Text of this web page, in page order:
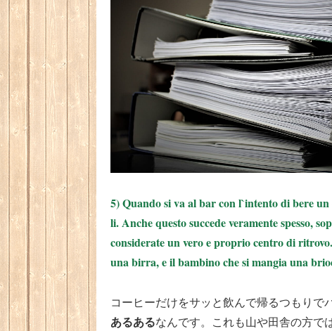
5) Quando si va al bar con l`intento di bere
li. Anche questo succede veramente spesso,
considerate un vero e proprio centro di
una birra, e il bambino che si mangia una
コーヒーだけをサッと飲んで帰るつもりで
あるあるなんです。これも山や田舎の方で